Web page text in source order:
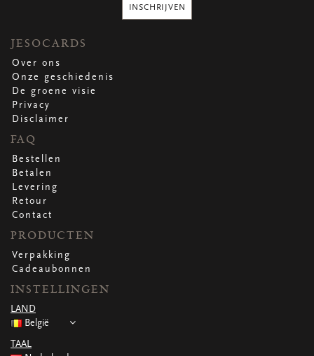
INSCHRIJVEN
JESOCARDS
Over ons
Onze geschiedenis
De groene visie
Privacy
Disclaimer
FAQ
Bestellen
Betalen
Levering
Retour
Contact
PRODUCTEN
Verpakking
Cadeaubonnen
INSTELLINGEN
LAND
België
TAAL